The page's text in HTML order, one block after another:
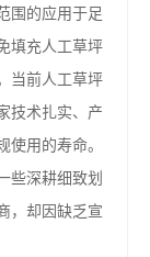
围的应用于足
填充人工草坪
当前人工草坪
技术扎实、产
用的寿命。
些深耕细致划
，却因缺乏宣